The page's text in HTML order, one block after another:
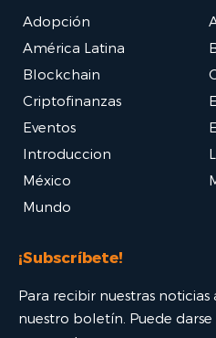
Adopción
América Latina
Blockchain
Criptofinanzas
Eventos
Introduccion
México
Mundo
¡Subscríbete!
Para recibir nuestras noticias
nuestro boletín. Puede